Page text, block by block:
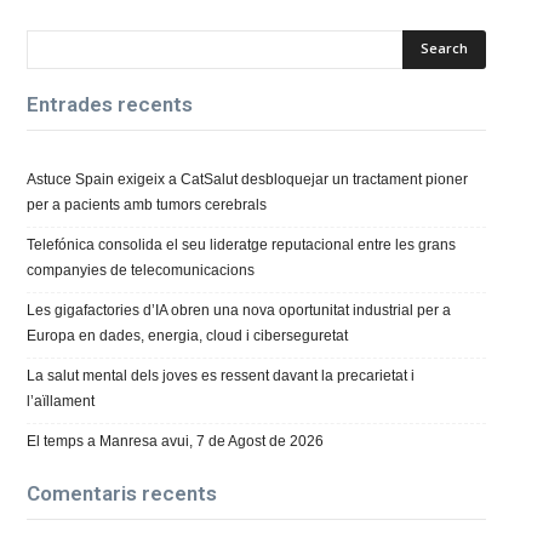
Entrades recents
Astuce Spain exigeix a CatSalut desbloquejar un tractament pioner
per a pacients amb tumors cerebrals
Telefónica consolida el seu lideratge reputacional entre les grans
companyies de telecomunicacions
Les gigafactories d’IA obren una nova oportunitat industrial per a
Europa en dades, energia, cloud i ciberseguretat
La salut mental dels joves es ressent davant la precarietat i
l’aïllament
El temps a Manresa avui, 7 de Agost de 2026
Comentaris recents